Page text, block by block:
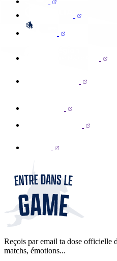
Reçois par email ta dose officielle
matchs, émotions...